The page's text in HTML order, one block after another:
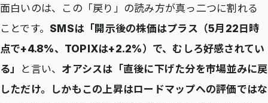
面白いのは、この「戻り」の読み方が真っ二つに割れる
ことです。 SMSは「開示後の株価はプラス（5月22日時
点で+4.8%、TOPIXは+2.2%）で、むしろ好感されてい
る」
と言い、 オアシスは「直後に下げた分を市場並みに戻
しただけ。しかもこの上昇はロードマップへの評価ではな